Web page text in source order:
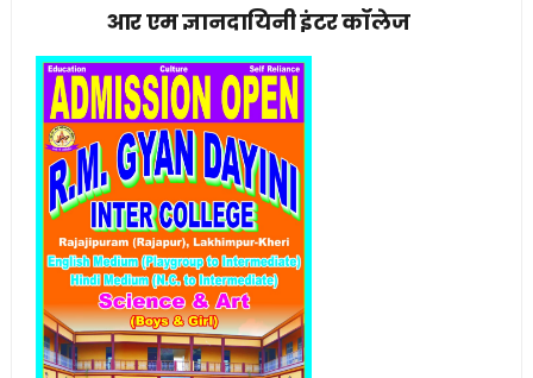
आर एम ज्ञानदायिनी इंटर कॉलेज